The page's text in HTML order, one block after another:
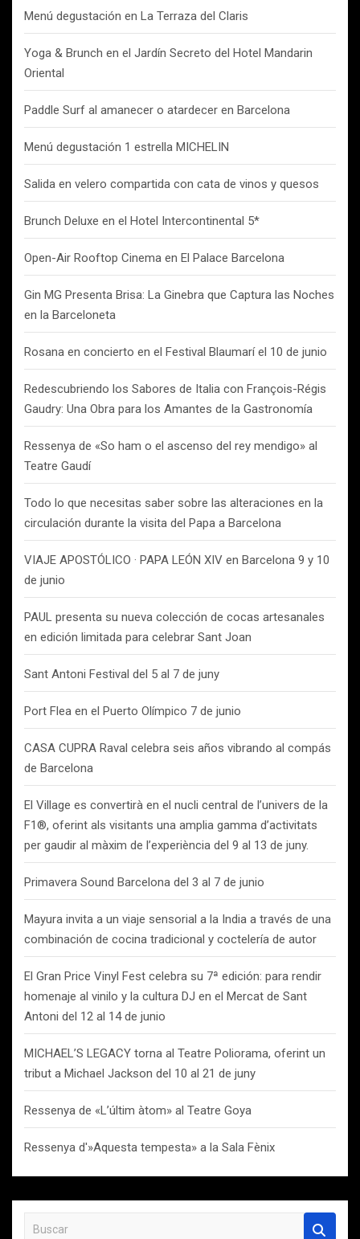
Menú degustación en La Terraza del Claris
Yoga & Brunch en el Jardín Secreto del Hotel Mandarin
Oriental
Paddle Surf al amanecer o atardecer en Barcelona
Menú degustación 1 estrella MICHELIN
Salida en velero compartida con cata de vinos y quesos
Brunch Deluxe en el Hotel Intercontinental 5*
Open-Air Rooftop Cinema en El Palace Barcelona
Gin MG Presenta Brisa: La Ginebra que Captura las Noches
en la Barceloneta
Rosana en concierto en el Festival Blaumarí el 10 de junio
Redescubriendo los Sabores de Italia con François-Régis
Gaudry: Una Obra para los Amantes de la Gastronomía
Ressenya de «So ham o el ascenso del rey mendigo» al
Teatre Gaudí
Todo lo que necesitas saber sobre las alteraciones en la
circulación durante la visita del Papa a Barcelona
VIAJE APOSTÓLICO · PAPA LEÓN XIV en Barcelona 9 y 10
de junio
PAUL presenta su nueva colección de cocas artesanales
en edición limitada para celebrar Sant Joan
Sant Antoni Festival del 5 al 7 de juny
Port Flea en el Puerto Olímpico 7 de junio
CASA CUPRA Raval celebra seis años vibrando al compás
de Barcelona
El Village es convertirà en el nucli central de l’univers de la
F1®, oferint als visitants una amplia gamma d’activitats
per gaudir al màxim de l’experiència del 9 al 13 de juny.
Primavera Sound Barcelona del 3 al 7 de junio
Mayura invita a un viaje sensorial a la India a través de una
combinación de cocina tradicional y coctelería de autor
El Gran Price Vinyl Fest celebra su 7ª edición: para rendir
homenaje al vinilo y la cultura DJ en el Mercat de Sant
Antoni del 12 al 14 de junio
MICHAEL’S LEGACY torna al Teatre Poliorama, oferint un
tribut a Michael Jackson del 10 al 21 de juny
Ressenya de «L’últim àtom» al Teatre Goya
Ressenya d'»Aquesta tempesta» a la Sala Fènix